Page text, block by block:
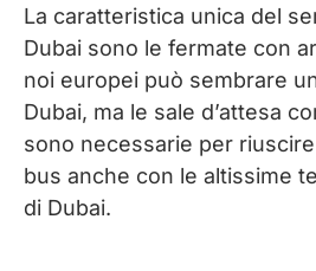
La caratteristica unica del
Dubai sono le fermate con
noi europei può sembrare
Dubai, ma le sale d’attesa
sono necessarie per
bus anche con le altissime
di Dubai.